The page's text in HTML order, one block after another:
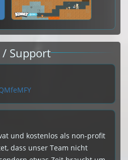
Support
und kostenlos als non-profit
dass unser Team nicht